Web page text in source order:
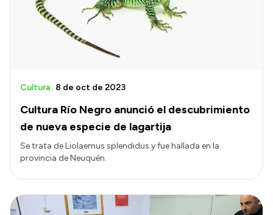
Transparencia
Presupuesto
Compras y licitaciones
Consulta de pago a proveedores
Convocatorias
Intranet
Cultura Río Negro anunció el descubrimiento
de nueva especie de lagartija
Cultura 8 de oct de 2023
Se trata de Liolaemus splendidus y fue hallada en la
provincia de Neuquén.